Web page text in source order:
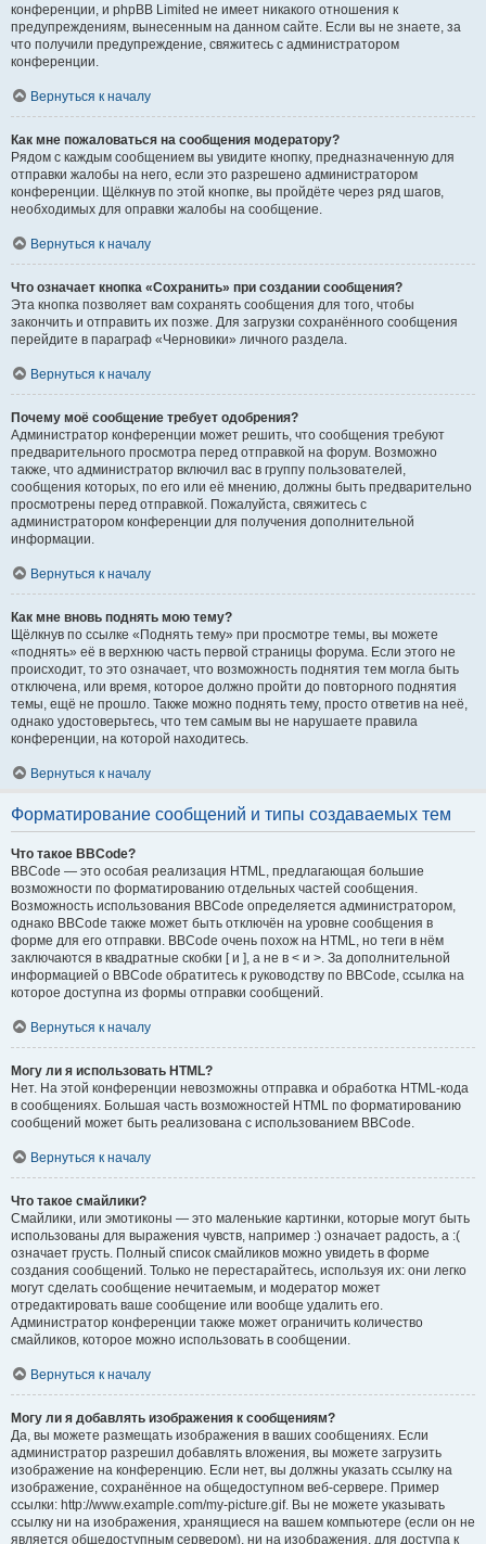
конференции, и phpBB Limited не имеет никакого отношения к
предупреждениям, вынесенным на данном сайте. Если вы не знаете, за
что получили предупреждение, свяжитесь с администратором
конференции.
Вернуться к началу
Как мне пожаловаться на сообщения модератору?
Рядом с каждым сообщением вы увидите кнопку, предназначенную для
отправки жалобы на него, если это разрешено администратором
конференции. Щёлкнув по этой кнопке, вы пройдёте через ряд шагов,
необходимых для оправки жалобы на сообщение.
Вернуться к началу
Что означает кнопка «Сохранить» при создании сообщения?
Эта кнопка позволяет вам сохранять сообщения для того, чтобы
закончить и отправить их позже. Для загрузки сохранённого сообщения
перейдите в параграф «Черновики» личного раздела.
Вернуться к началу
Почему моё сообщение требует одобрения?
Администратор конференции может решить, что сообщения требуют
предварительного просмотра перед отправкой на форум. Возможно
также, что администратор включил вас в группу пользователей,
сообщения которых, по его или её мнению, должны быть предварительно
просмотрены перед отправкой. Пожалуйста, свяжитесь с
администратором конференции для получения дополнительной
информации.
Вернуться к началу
Как мне вновь поднять мою тему?
Щёлкнув по ссылке «Поднять тему» при просмотре темы, вы можете
«поднять» её в верхнюю часть первой страницы форума. Если этого не
происходит, то это означает, что возможность поднятия тем могла быть
отключена, или время, которое должно пройти до повторного поднятия
темы, ещё не прошло. Также можно поднять тему, просто ответив на неё,
однако удостоверьтесь, что тем самым вы не нарушаете правила
конференции, на которой находитесь.
Вернуться к началу
Форматирование сообщений и типы создаваемых тем
Что такое BBCode?
BBCode — это особая реализация HTML, предлагающая большие
возможности по форматированию отдельных частей сообщения.
Возможность использования BBCode определяется администратором,
однако BBCode также может быть отключён на уровне сообщения в
форме для его отправки. BBCode очень похож на HTML, но теги в нём
заключаются в квадратные скобки [ и ], а не в < и >. За дополнительной
информацией о BBCode обратитесь к руководству по BBCode, ссылка на
которое доступна из формы отправки сообщений.
Вернуться к началу
Могу ли я использовать HTML?
Нет. На этой конференции невозможны отправка и обработка HTML-кода
в сообщениях. Большая часть возможностей HTML по форматированию
сообщений может быть реализована с использованием BBCode.
Вернуться к началу
Что такое смайлики?
Смайлики, или эмотиконы — это маленькие картинки, которые могут быть
использованы для выражения чувств, например :) означает радость, а :(
означает грусть. Полный список смайликов можно увидеть в форме
создания сообщений. Только не перестарайтесь, используя их: они легко
могут сделать сообщение нечитаемым, и модератор может
отредактировать ваше сообщение или вообще удалить его.
Администратор конференции также может ограничить количество
смайликов, которое можно использовать в сообщении.
Вернуться к началу
Могу ли я добавлять изображения к сообщениям?
Да, вы можете размещать изображения в ваших сообщениях. Если
администратор разрешил добавлять вложения, вы можете загрузить
изображение на конференцию. Если нет, вы должны указать ссылку на
изображение, сохранённое на общедоступном веб-сервере. Пример
ссылки: http://www.example.com/my-picture.gif. Вы не можете указывать
ссылку ни на изображения, хранящиеся на вашем компьютере (если он не
является общедоступным сервером), ни на изображения, для доступа к